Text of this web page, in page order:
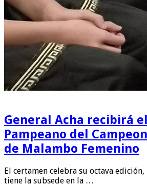
General Acha recibirá
Pampeano del
de Malambo Femenino
El certamen celebra su octava
tiene la subsede en la …